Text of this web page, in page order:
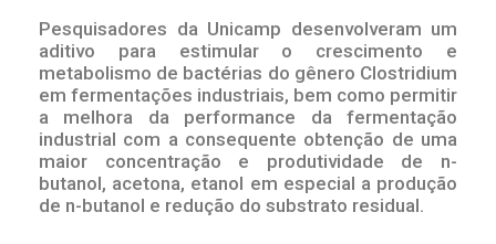
Pesquisadores da Unicamp desenvolveram um
aditivo para estimular o crescimento e
metabolismo de bactérias do gênero Clostridium
em fermentações industriais, bem como permitir
a melhora da performance da fermentação
industrial com a consequente obtenção de uma
maior concentração e produtividade de n-
butanol, acetona, etanol em especial a produção
de n-butanol e redução do substrato residual.